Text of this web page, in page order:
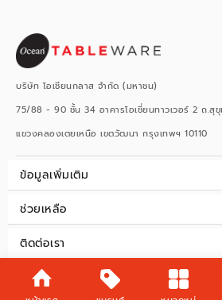
บริษัท โอเชียนกลาส จำกัด (มหาชน)
75/88 - 90 ชั้น 34 อาคารโอเชี่ยนทาวเวอร์ 2 ถ.สุ
แขวงคลองเตยเหนือ เขตวัฒนา กรุงเทพฯ 10110
ข้อมูลเพิ่มเติม
ช่วยเหลือ
ติดต่อเรา
เวลาทำการ